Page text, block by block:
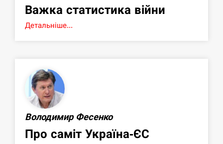
Важка статистика війни
Детальніше...
Володимир Фесенко
Про саміт Україна-ЄС